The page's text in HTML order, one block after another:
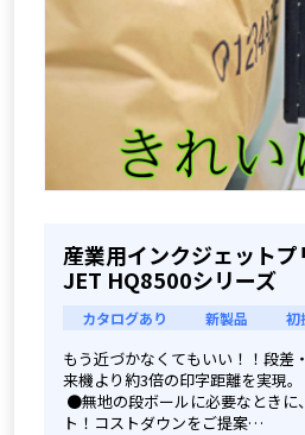
産業用インクジェット
JET HQ8500シリーズ
カタログあり 新製品 初
もう近づかなくてもいい！！段差
来機より約3倍の印字距離を実現。
●無地の段ボールに必要なときに
ト！コストダウンをご提案